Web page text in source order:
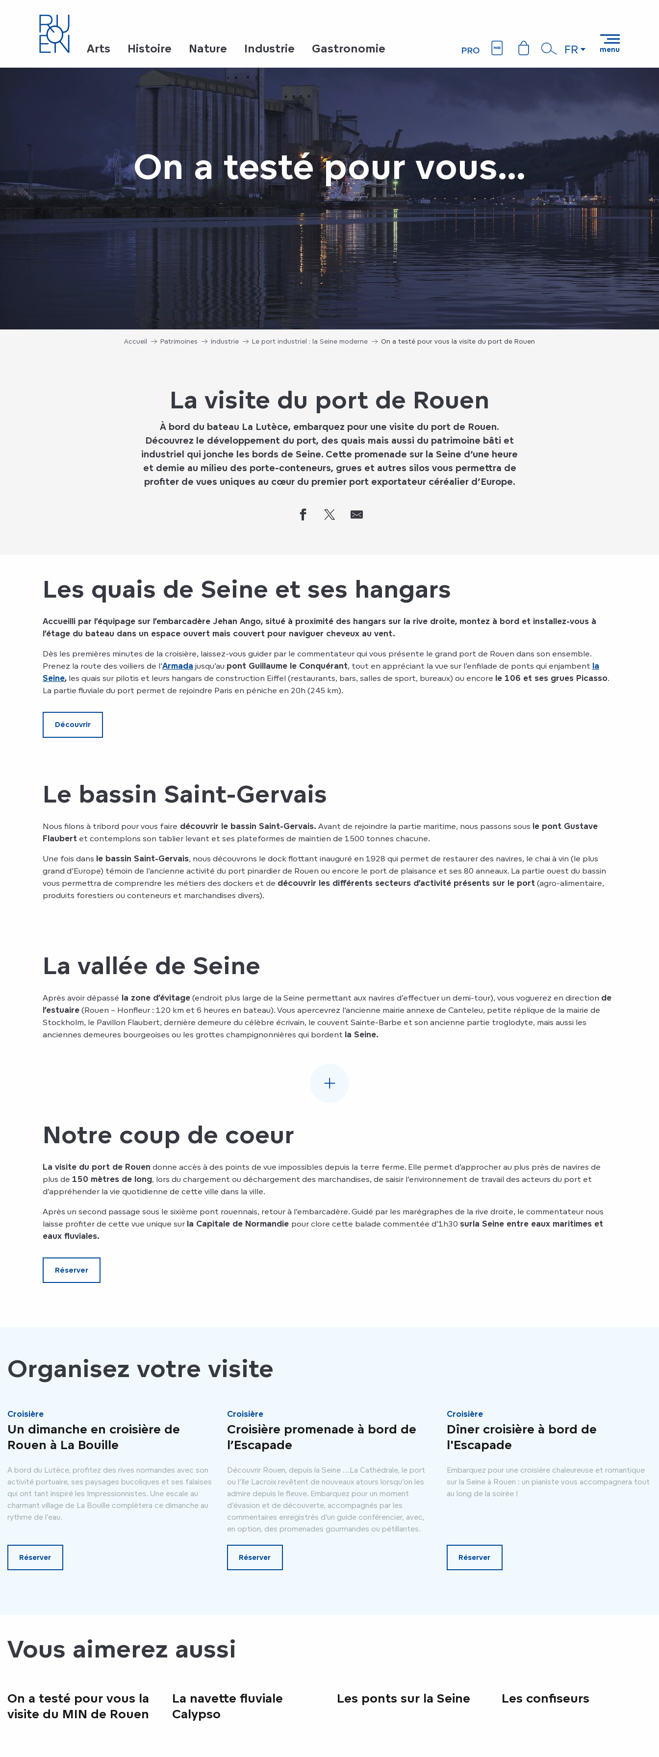
Recherche
FR menu
Arts Histoire Nature Industrie Gastronomie
On a testé pour vous...
Accueil Patrimoines Industrie Le port industriel : la Seine moderne On a testé pour vous la visite du port de Rouen
La visite du port de Rouen
À bord du bateau La Lutèce, embarquez pour une visite du port de Rouen.
Découvrez le développement du port, des quais mais aussi du patrimoine bâti et
industriel qui jonche les bords de Seine. Cette promenade sur la Seine d’une heure
et demie au milieu des porte-conteneurs, grues et autres silos vous permettra de
profiter de vues uniques au cœur du premier port exportateur céréalier d’Europe.
Les quais de Seine et ses hangars
Accueilli par l’équipage sur l’embarcadère Jehan Ango, situé à proximité des hangars sur la rive droite, montez à bord et installez-vous à
l’étage du bateau dans un espace ouvert mais couvert pour naviguer cheveux au vent.
Dès les premières minutes de la croisière, laissez-vous guider par le commentateur qui vous présente le grand port de Rouen dans son ensemble.
Prenez la route des voiliers de l’Armada jusqu’au pont Guillaume le Conquérant, tout en appréciant la vue sur l’enfilade de ponts qui enjambent la
Seine, les quais sur pilotis et leurs hangars de construction Eiffel (restaurants, bars, salles de sport, bureaux) ou encore le 106 et ses grues Picasso.
La partie fluviale du port permet de rejoindre Paris en péniche en 20h (245 km).
Découvrir
Le bassin Saint-Gervais
Nous filons à tribord pour vous faire découvrir le bassin Saint-Gervais. Avant de rejoindre la partie maritime, nous passons sous le pont Gustave
Flaubert et contemplons son tablier levant et ses plateformes de maintien de 1500 tonnes chacune.
Une fois dans le bassin Saint-Gervais, nous découvrons le dock flottant inauguré en 1928 qui permet de restaurer des navires, le chai à vin (le plus
grand d’Europe) témoin de l’ancienne activité du port pinardier de Rouen ou encore le port de plaisance et ses 80 anneaux. La partie ouest du bassin
vous permettra de comprendre les métiers des dockers et de découvrir les différents secteurs d’activité présents sur le port (agro-alimentaire,
produits forestiers ou conteneurs et marchandises divers).
La vallée de Seine
Après avoir dépassé la zone d’évitage (endroit plus large de la Seine permettant aux navires d’effectuer un demi-tour), vous voguerez en direction de
l’estuaire (Rouen – Honfleur : 120 km et 6 heures en bateau). Vous apercevrez l’ancienne mairie annexe de Canteleu, petite réplique de la mairie de
Stockholm, le Pavillon Flaubert, dernière demeure du célèbre écrivain, le couvent Sainte-Barbe et son ancienne partie troglodyte, mais aussi les
anciennes demeures bourgeoises ou les grottes champignonnières qui bordent la Seine.
en blé, sel, sucre ou papier.
Notre coup de coeur
La visite du port de Rouen donne accès à des points de vue impossibles depuis la terre ferme. Elle permet d’approcher au plus près de navires de
plus de 150 mètres de long, lors du chargement ou déchargement des marchandises, de saisir l’environnement de travail des acteurs du port et
d’appréhender la vie quotidienne de cette ville dans la ville.
Après un second passage sous le sixième pont rouennais, retour à l’embarcadère. Guidé par les marégraphes de la rive droite, le commentateur nous
laisse profiter de cette vue unique sur la Capitale de Normandie pour clore cette balade commentée d’1h30 surla Seine entre eaux maritimes et
eaux fluviales.
Réserver
Organisez votre visite
Croisière
Un dimanche en croisière de
Rouen à La Bouille
A bord du Lutèce, profitez des rives normandes avec son
activité portuaire, ses paysages bucoliques et ses falaises
qui ont tant inspiré les Impressionnistes. Une escale au
charmant village de La Bouille complètera ce dimanche au
rythme de l’eau.
Réserver
Croisière
Croisière promenade à bord de
l’Escapade
Découvrir Rouen, depuis la Seine …La Cathédrale, le port
ou l’Ile Lacroix revêtent de nouveaux atours lorsqu’on les
admire depuis le fleuve. Embarquez pour un moment
d’évasion et de découverte, accompagnés par les
commentaires enregistrés d’un guide conférencier, avec,
en option, des promenades gourmandes ou pétillantes.
Réserver
Croisière
Dîner croisière à bord de
l'Escapade
Embarquez pour une croisière chaleureuse et romantique
sur la Seine à Rouen : un pianiste vous accompagnera tout
au long de la soirée !
Réserver
Vous aimerez aussi
On a testé pour vous la
visite du MIN de Rouen
La navette fluviale
Calypso
Les ponts sur la Seine Les confiseurs